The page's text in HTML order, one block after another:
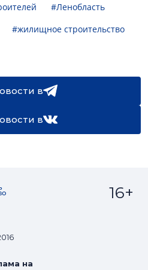
#Ленобласть
#жилищное строительство
в
в
16+
на